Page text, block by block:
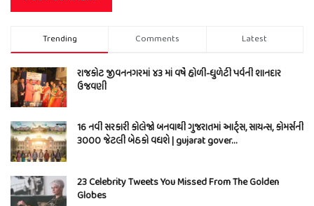
Trending Comments Latest
રાજકોટ જીવનનગરમાં ૪૩ માં વર્ષે હોળી-ધુળેટી પર્વની શાનદાર
ઉજવણી
16 નવી સરકારી કોલેજો બનવાથી ગુજરાતમાં આર્ટ્સ, સાયન્સ, કોમર્સની
3000 જેટલી બેઠકો વધશે | gujarat gover…
23 Celebrity Tweets You Missed From The Golden
Globes